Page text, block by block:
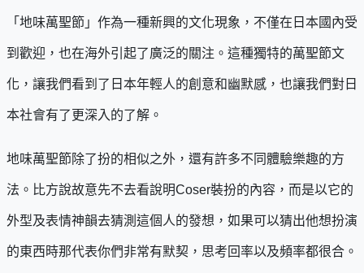
「地味萬聖節」作為一種新興的文化現象，不僅在日本國內受
到歡迎，也在海外引起了廣泛的關注。這種獨特的萬聖節文
化，讓我們看到了日本年輕人的創意和幽默感，也讓我們對日
本社會有了更深入的了解。
地味萬聖節除了扮的相似之外，還有許多不同體驗樂趣的方
法。比方說故意先不去看說明Coser裝扮的內容，而是以它的
外型及表情神韻去猜測這個人的發想，如果可以猜出他想扮演
的東西時那代表你們非常有默契，思考回率以及頻率都很合。